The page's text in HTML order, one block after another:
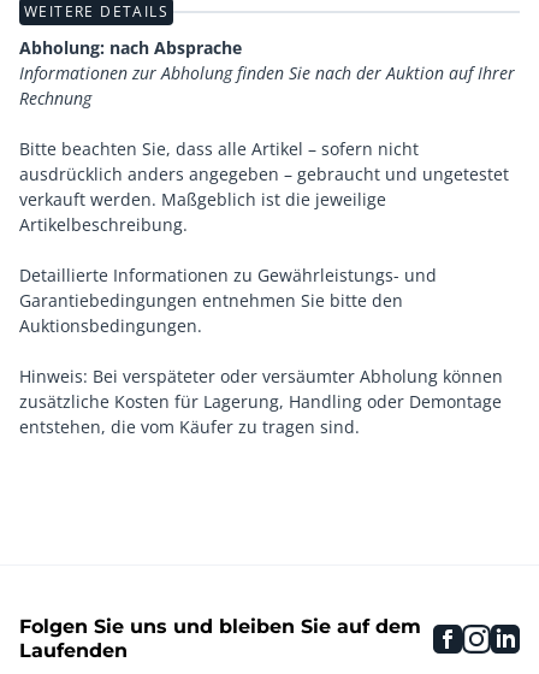
WEITERE DETAILS
Abholung: nach Absprache
Informationen zur Abholung finden Sie nach der Auktion auf Ihrer
Rechnung
Bitte beachten Sie, dass alle Artikel – sofern nicht
ausdrücklich anders angegeben – gebraucht und ungetestet
verkauft werden. Maßgeblich ist die jeweilige
Artikelbeschreibung.
Detaillierte Informationen zu Gewährleistungs- und
Garantiebedingungen entnehmen Sie bitte den
Auktionsbedingungen.
Hinweis: Bei verspäteter oder versäumter Abholung können
zusätzliche Kosten für Lagerung, Handling oder Demontage
entstehen, die vom Käufer zu tragen sind.
Folgen Sie uns und bleiben Sie auf dem
Laufenden